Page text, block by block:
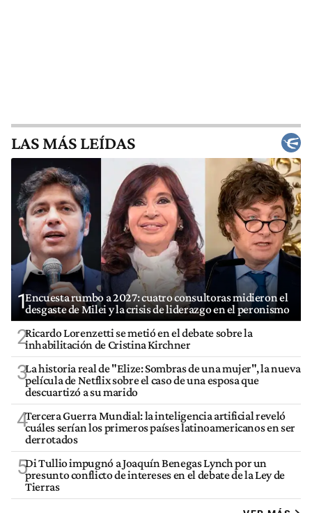
LAS MÁS LEÍDAS
1Encuesta rumbo a 2027: cuatro consultoras midieron el
desgaste de Milei y la crisis de liderazgo en el peronismo
2Ricardo Lorenzetti se metió en el debate sobre la
inhabilitación de Cristina Kirchner
3La historia real de "Elize: Sombras de una mujer", la nueva
película de Netflix sobre el caso de una esposa que
descuartizó a su marido
4Tercera Guerra Mundial: la inteligencia artificial reveló
cuáles serían los primeros países latinoamericanos en ser
derrotados
5Di Tullio impugnó a Joaquín Benegas Lynch por un
presunto conflicto de intereses en el debate de la Ley de
Tierras